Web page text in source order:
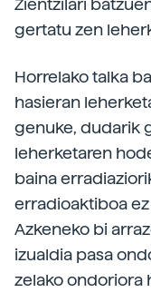
Zientzilari
gertatu zen
Horrelako talka
hasieran
genuke, dudarik
leherketaren
baina
erradioaktiboa
Azkeneko bi
izualdia pasa
zelako ondoriora